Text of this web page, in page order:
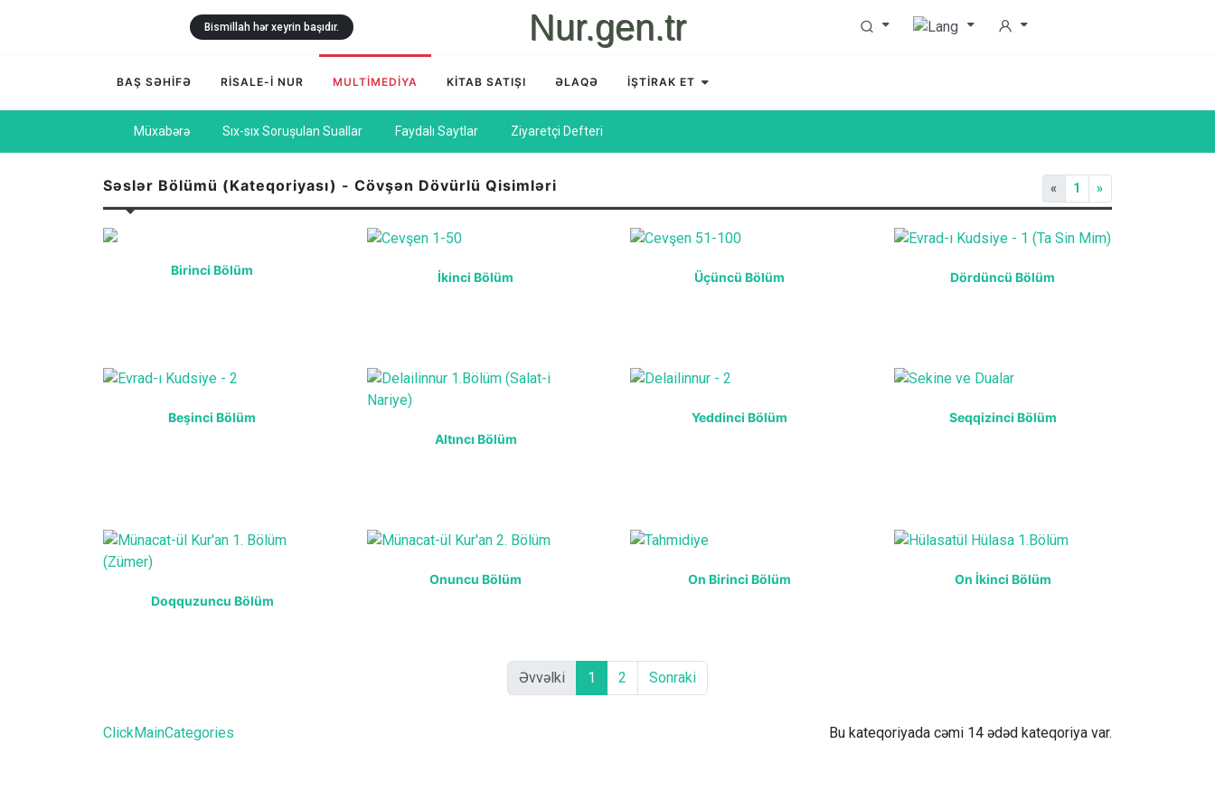
Nur.gen.tr
Bismillah hər xeyrin başıdır.
BAŞ SƏHİFƏ RİSALE-İ NUR MULTİMEDİYA KİTAB SATIŞI ƏLAQƏ İŞTİRAK ET
Müxabərə Sıx-sıx Soruşulan Suallar Faydalı Saytlar Ziyaretçi Defteri
Səslər Bölümü (Kateqoriyası) - Cövşən Dövürlü Qisimləri « 1 »
Birinci Bölüm İkinci Bölüm Üçüncü Bölüm Dördüncü Bölüm
Beşinci Bölüm
Altıncı Bölüm
Yeddinci Bölüm Seqqizinci Bölüm
Doqquzuncu Bölüm
Onuncu Bölüm On Birinci Bölüm On İkinci Bölüm
Əvvəlki 1 2 Sonraki
ClickMainCategories Bu kateqoriyada cəmi 14 ədəd kateqoriya var.